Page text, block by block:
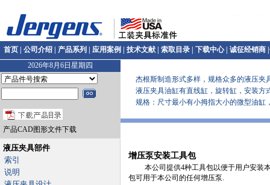
首页 公司介绍 产品系列 应用案例 技术文献 索取目录 下载中心| 诚征经销商
2026年8月6日星期四
产品CAD图形文件下载
液压夹具部件
索引
说明
杰根斯制造形式多样，规格众多的液压夹
液压夹具油缸有直线缸，旋转缸，安装方
规格：尺寸最小有小拇指大小的微型油缸，
增压泵安装工具包
本公司提供4种工具包以便于用户安装本
包可用于本公司的任何增压泵.